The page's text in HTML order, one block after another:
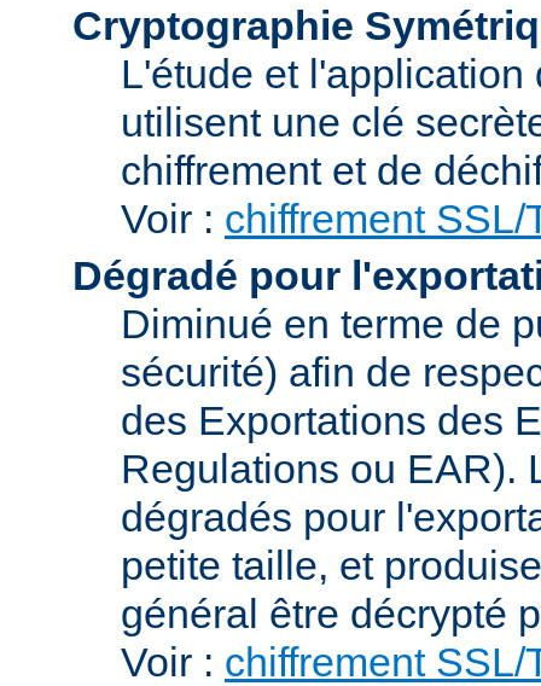
Cryptographie
L'étude et
utilisent une clé
chiffrement et de
Voir : chiffrement SSL/
Dégradé pour
Diminué en terme de
sécurité) afin de
des Exportations des
Regulations ou EAR).
dégradés pour
petite taille, et
général être décrypté
Voir : chiffrement SSL/